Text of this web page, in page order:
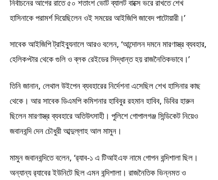
নির্বাচনের আগের রাতে ৫০ শতাংশ ভোট ব্যালট বাক্সে ভরে রাখতে শেখ
হাসিনাকে পরামর্শ দিয়েছিলেন ওই সময়ের আইজিপি জাবেদ পাটোয়ারী।’
সাবেক আইজিপি ট্রাইব্যুনালে আরও বলেন, ‘আন্দোলন দমনে মারণাস্ত্র ব্যবহার,
হেলিকপ্টার থেকে গুলি ও ব্লক রেইডের সিদ্ধান্ত হয় রাজনৈতিকভাবে।’
তিনি জানান, লেথাল উইপেন ব্যবহারের নির্দেশনা এসেছিল শেখ হাসিনার কাছ
থেকে। আর সাবেক ডিএমপি কমিশনার হাবিবুর রহমান হাবিব, ডিবির হারুন
ছিলেন মারণাস্ত্র ব্যবহারে অতিউৎসাহী। পুলিশে গোপালগঞ্জ সিন্ডিকেট নিয়েও
জবানবন্দি দেন চৌধুরী আব্দুল্লাহ আল মামুন।
মামুন জবানবন্দিতে বলেন, ‘র‌্যাব-১ এ টিআইএফ নামে গোপন বন্দিশালা ছিল।
অন্যান্য র‌্যাবের ইউনিটে ছিল এমন বন্দিশালা। রাজনৈতিক ভিন্নমত ও